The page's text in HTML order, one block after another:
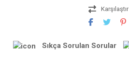
Karşılaştır
Sıkça Sorulan Sorular